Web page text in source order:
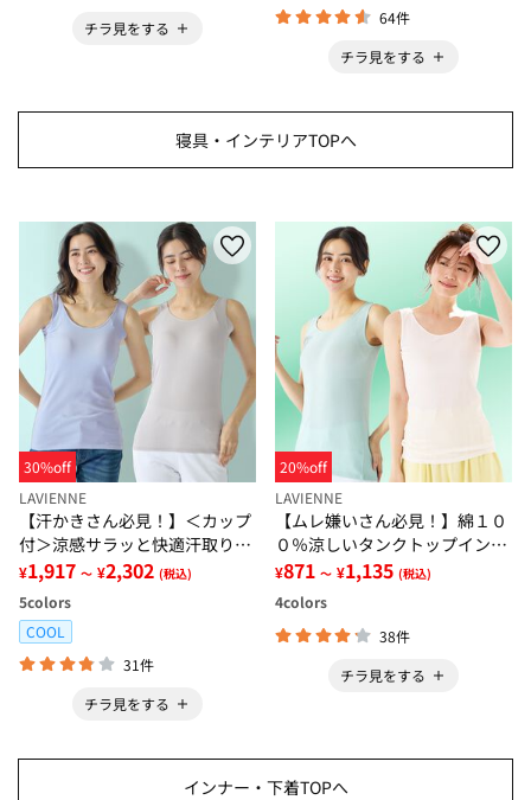
チラ見をする
64件
チラ見をする
寝具・インテリアTOPへ
30%off
LAVIENNE
【汗かきさん必見！】＜カップ
付＞涼感サラッと快適汗取りタ
ンクトップインナー＜さらりラ
ボ＞
¥1,917 ～ ¥2,302 (税込)
5colors
COOL
31件
チラ見をする
20%off
LAVIENNE
【ムレ嫌いさん必見！】綿１０
０％涼しいタンクトップインナ
ー＜さらりラボ＞
¥871 ～ ¥1,135 (税込)
4colors
38件
チラ見をする
インナー・下着TOPへ